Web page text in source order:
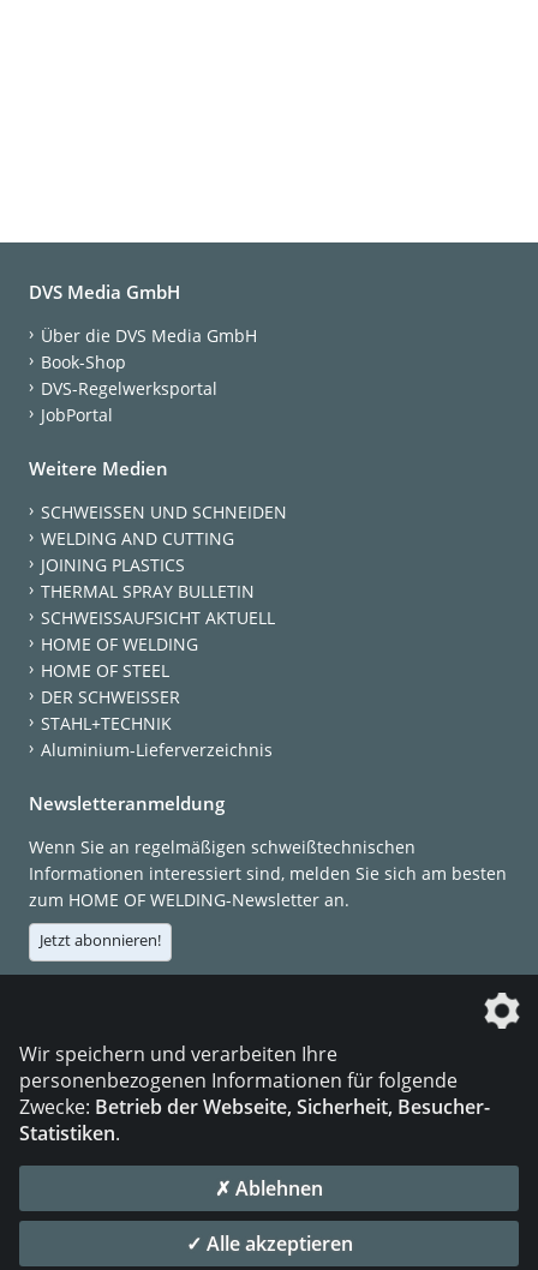
DVS Media GmbH
Über die DVS Media GmbH
Book-Shop
DVS-Regelwerksportal
JobPortal
Weitere Medien
SCHWEISSEN UND SCHNEIDEN
WELDING AND CUTTING
JOINING PLASTICS
THERMAL SPRAY BULLETIN
SCHWEISSAUFSICHT AKTUELL
HOME OF WELDING
HOME OF STEEL
DER SCHWEISSER
STAHL+TECHNIK
Aluminium-Lieferverzeichnis
Newsletteranmeldung
Wenn Sie an regelmäßigen schweißtechnischen
Informationen interessiert sind, melden Sie sich am besten
zum HOME OF WELDING-Newsletter an.
Jetzt abonnieren!
Die DVS Media GmbH ist ein Unternehmen der
© 2026 DVS Media GmbH
Datenschutzeinstellungen
Wir speichern und verarbeiten Ihre
personenbezogenen Informationen für folgende
Zwecke: Betrieb der Webseite, Sicherheit, Besucher-
Statistiken.
✗ Ablehnen
✓ Alle akzeptieren